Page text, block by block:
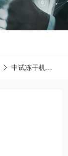
中试冻干机